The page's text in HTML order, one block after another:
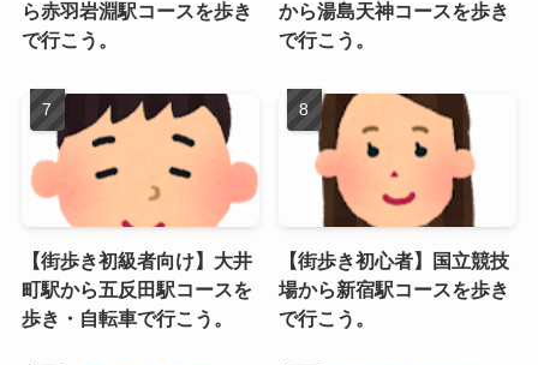
ら赤羽岩淵駅コースを歩き
で行こう。
から湯島天神コースを歩き
で行こう。
【街歩き初級者向け】大井
町駅から五反田駅コースを
歩き・自転車で行こう。
【街歩き初心者】国立競技
場から新宿駅コースを歩き
で行こう。